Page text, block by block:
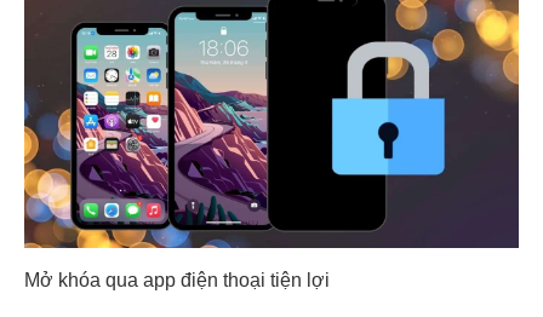
Mở khóa qua app điện thoại tiện lợi